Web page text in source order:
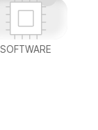
SOFTWARE